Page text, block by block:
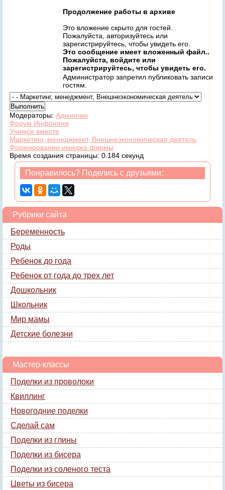
Продолжение работы в архиве
Это вложение скрыто для гостей.
Пожалуйста, авторизуйтесь или
зарегистрируйтесь, чтобы увидеть его.
Это сообщение имеет вложенный файл..
Пожалуйста, войдите или
зарегистрируйтесь, чтобы увидеть его.
Администратор запретил публиковать записи
гостям.
Модераторы: Админчик
Форум Инфоняня
Учимся вместе
Маркетинг, менеджмент, Внешнеэкономическая деятель
Формирование имиджа фирмы
Время создания страницы: 0.184 секунд
Понравилось? Поделись с друзьями:
Рубрики сайта
Беременность
Роды
Ребенок до года
Ребенок от года до трех лет
Дошкольник
Школьник
Мир мамы
Детские болезни
Мастер-классы
Поделки из проволоки
Квиллинг
Новогодние поделки
Сделай сам
Поделки из глины
Поделки из бисера
Поделки из соленого теста
Цветы из бисера